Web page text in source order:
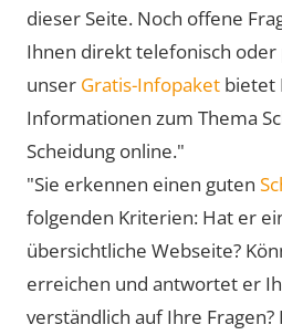
dieser Seite. Noch offene
Ihnen direkt telefonisch oder
unser Gratis-Infopaket bietet
Informationen zum Thema
Scheidung online."
"Sie erkennen einen guten
folgenden Kriterien: Hat er
übersichtliche Webseite?
erreichen und antwortet er
verständlich auf Ihre Fragen?